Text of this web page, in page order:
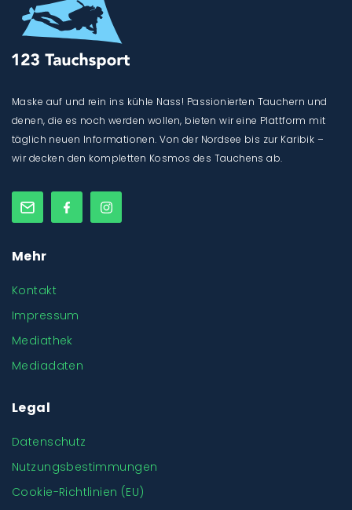
Maske auf und rein ins kühle Nass! Passionierten Tauchern und
denen, die es noch werden wollen, bieten wir eine Plattform mit
täglich neuen Informationen. Von der Nordsee bis zur Karibik –
wir decken den kompletten Kosmos des Tauchens ab.
Mehr
Kontakt
Impressum
Mediathek
Mediadaten
Legal
Datenschutz
Nutzungsbestimmungen
Cookie-Richtlinien (EU)